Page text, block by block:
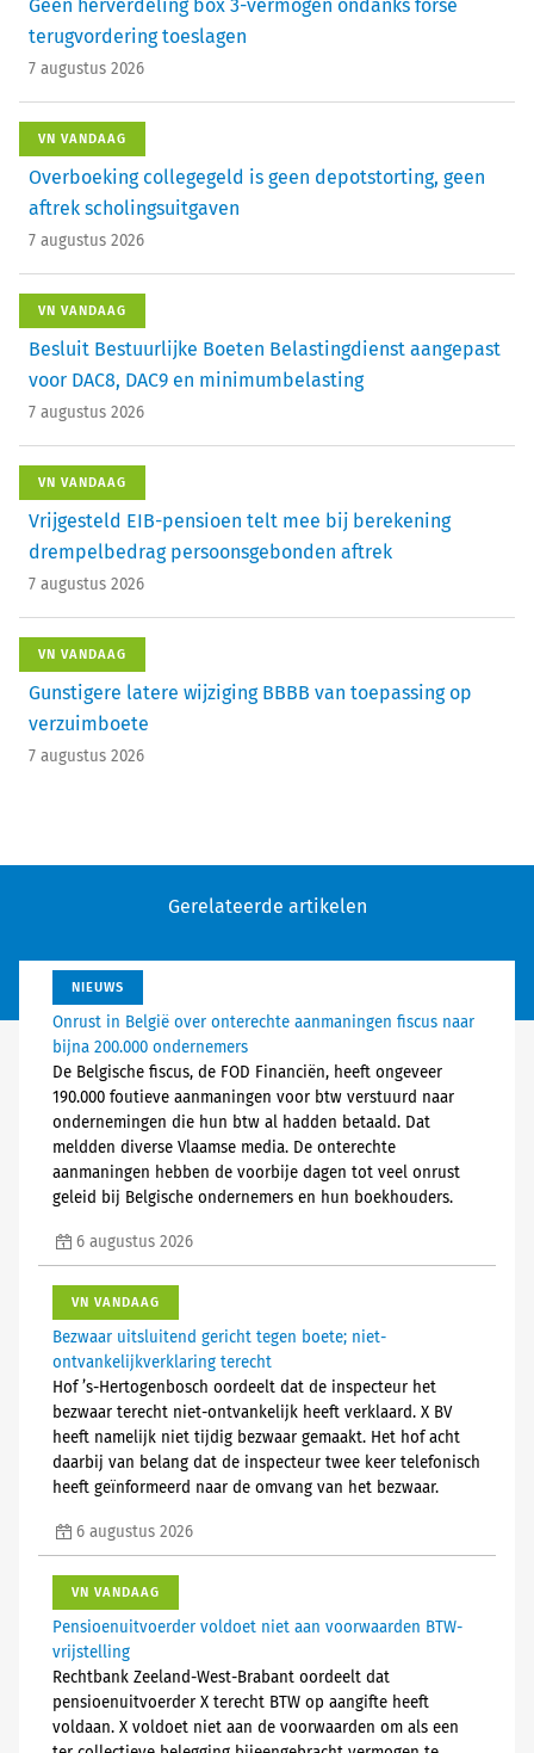
Geen herverdeling box 3-vermogen ondanks forse
terugvordering toeslagen
7 augustus 2026
VN VANDAAG
Overboeking collegegeld is geen depotstorting, geen
aftrek scholingsuitgaven
7 augustus 2026
VN VANDAAG
Besluit Bestuurlijke Boeten Belastingdienst aangepast
voor DAC8, DAC9 en minimumbelasting
7 augustus 2026
VN VANDAAG
Vrijgesteld EIB-pensioen telt mee bij berekening
drempelbedrag persoonsgebonden aftrek
7 augustus 2026
VN VANDAAG
Gunstigere latere wijziging BBBB van toepassing op
verzuimboete
7 augustus 2026
Gerelateerde artikelen
NIEUWS
Onrust in België over onterechte aanmaningen fiscus naar
bijna 200.000 ondernemers
De Belgische fiscus, de FOD Financiën, heeft ongeveer
190.000 foutieve aanmaningen voor btw verstuurd naar
ondernemingen die hun btw al hadden betaald. Dat
meldden diverse Vlaamse media. De onterechte
aanmaningen hebben de voorbije dagen tot veel onrust
geleid bij Belgische ondernemers en hun boekhouders.
6 augustus 2026
VN VANDAAG
Bezwaar uitsluitend gericht tegen boete; niet-
ontvankelijkverklaring terecht
Hof ’s-Hertogenbosch oordeelt dat de inspecteur het
bezwaar terecht niet-ontvankelijk heeft verklaard. X BV
heeft namelijk niet tijdig bezwaar gemaakt. Het hof acht
daarbij van belang dat de inspecteur twee keer telefonisch
heeft geïnformeerd naar de omvang van het bezwaar.
6 augustus 2026
VN VANDAAG
Pensioenuitvoerder voldoet niet aan voorwaarden BTW-
vrijstelling
Rechtbank Zeeland-West-Brabant oordeelt dat
pensioenuitvoerder X terecht BTW op aangifte heeft
voldaan. X voldoet niet aan de voorwaarden om als een